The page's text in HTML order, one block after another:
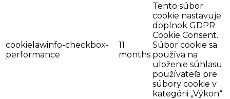
cookielawinfo-checkbox-
performance
11
months
Tento súbor
cookie nastavuje
doplnok GDPR
Cookie Consent.
Súbor cookie sa
používa na
uloženie súhlasu
používateľa pre
súbory cookie v
kategórii „Výkon“.